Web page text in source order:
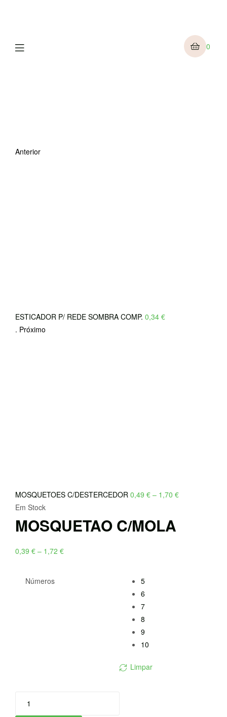
0
Menu
Anterior
ESTICADOR P/ REDE SOMBRA COMP. 0,34 €
. Próximo
MOSQUETOES C/DESTERCEDOR 0,49 € – 1,70 €Price
Em Stock
MOSQUETAO C/MOLA
0,39 € – 1,72 €Price
Números
5
6
7
8
9
10
Limpar